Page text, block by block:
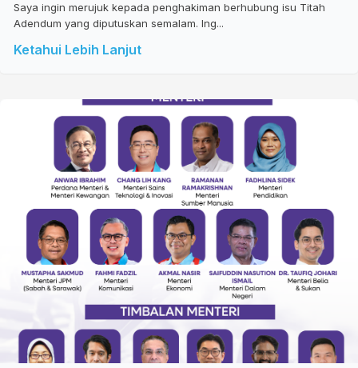
Saya ingin merujuk kepada penghakiman berhubung isu Titah
Adendum yang diputuskan semalam. Ing...
Ketahui Lebih Lanjut